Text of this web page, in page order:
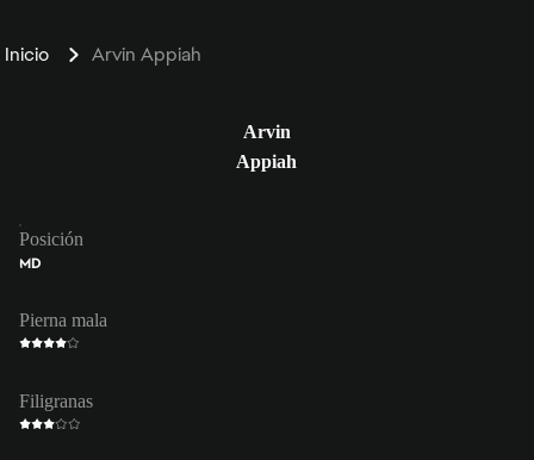
Inicio Arvin Appiah
Arvin
Appiah
Posición
MD
Pierna mala
Filigranas